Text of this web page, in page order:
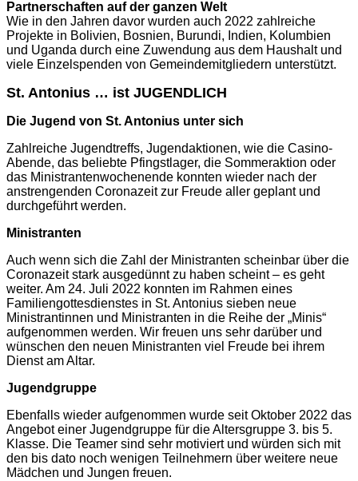
Partnerschaften auf der ganzen Welt
Wie in den Jahren davor wurden auch 2022 zahlreiche
Projekte in Bolivien, Bosnien, Burundi, Indien, Kolumbien
und Uganda durch eine Zuwendung aus dem Haushalt und
viele Einzelspenden von Gemeindemitgliedern unterstützt.
St. Antonius … ist JUGENDLICH
Die Jugend von St. Antonius unter sich
Zahlreiche Jugendtreffs, Jugendaktionen, wie die Casino-
Abende, das beliebte Pfingstlager, die Sommeraktion oder
das Ministrantenwochenende konnten wieder nach der
anstrengenden Coronazeit zur Freude aller geplant und
durchgeführt werden.
Ministranten
Auch wenn sich die Zahl der Ministranten scheinbar über die
Coronazeit stark ausgedünnt zu haben scheint – es geht
weiter. Am 24. Juli 2022 konnten im Rahmen eines
Familiengottesdienstes in St. Antonius sieben neue
Ministrantinnen und Ministranten in die Reihe der „Minis“
aufgenommen werden. Wir freuen uns sehr darüber und
wünschen den neuen Ministranten viel Freude bei ihrem
Dienst am Altar.
Jugendgruppe
Ebenfalls wieder aufgenommen wurde seit Oktober 2022 das
Angebot einer Jugendgruppe für die Altersgruppe 3. bis 5.
Klasse. Die Teamer sind sehr motiviert und würden sich mit
den bis dato noch wenigen Teilnehmern über weitere neue
Mädchen und Jungen freuen.